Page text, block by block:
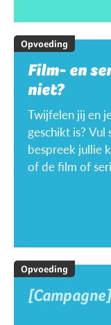
Opvoeding
Film- en
niet?
Twijfelen jij en
geschikt is? Vul
bespreek jullie
of de film of
Opvoeding